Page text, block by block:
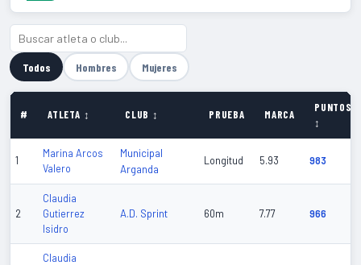
Todos Hombres Mujeres
# ATLETA ↕ CLUB ↕ PRUEBA MARCA
PUNTOS
↕
1
Marina Arcos
Valero
Municipal
Arganda
Longitud 5.93 983
2
Claudia
Gutierrez
Isidro
A.D. Sprint 60m 7.77 966
Claudia